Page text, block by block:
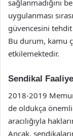
sağlanmadığını
uygulanması
güvencesini tehdit
Bu durum, kamu
etkilemektedir.
Sendikal
2018-2019
de oldukça
aracılığıyla
Ancak,